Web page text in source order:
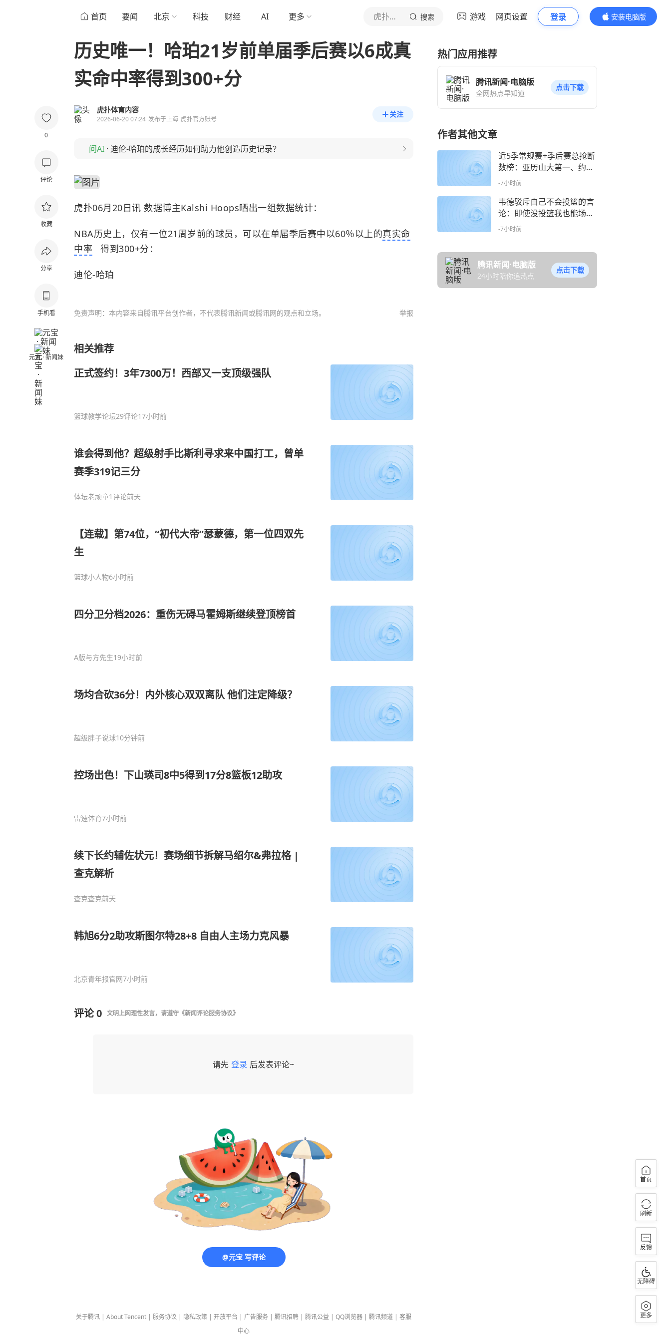
首页 要闻 北京 科技 财经 AI 更多 虎扑体育内容 搜索 游戏 网页设置 登录
安装电脑版
内容更精彩
0
评论
收藏
分享
手机看
元宝 · 新闻妹
历史唯一！哈珀21岁前单届季后赛以6成真
实命中率得到300+分
虎扑体育内容
2026-06-20 07:24 发布于上海 虎扑官方账号
关注
问AI · 迪伦-哈珀的成长经历如何助力他创造历史记录？
虎扑06月20日讯 数据博主Kalshi Hoops晒出一组数据统计：
NBA历史上，仅有一位21周岁前的球员，可以在单届季后赛中以60％以上的真实命
中率
得到300+分：
迪伦-哈珀
免责声明：本内容来自腾讯平台创作者，不代表腾讯新闻或腾讯网的观点和立场。 举报
相关推荐
正式签约！3年7300万！西部又一支顶级强队
篮球教学论坛29评论17小时前
谁会得到他？超级射手比斯利寻求来中国打工，曾单
赛季319记三分
体坛老顽童1评论前天
【连载】第74位，“初代大帝”瑟蒙德，第一位四双先
生
篮球小人物6小时前
四分卫分档2026：重伤无碍马霍姆斯继续登顶榜首
A版与方先生19小时前
场均合砍36分！内外核心双双离队 他们注定降级？
超级胖子说球10分钟前
控场出色！下山瑛司8中5得到17分8篮板12助攻
雷速体育7小时前
续下长约辅佐状元！赛场细节拆解马绍尔&弗拉格 |
查克解析
查克查克前天
韩旭6分2助攻斯图尔特28+8 自由人主场力克风暴
北京青年报官网7小时前
评论0 文明上网理性发言，请遵守 《新闻评论服务协议》
请先 登录 后发表评论~
@元宝 写评论
关于腾讯 | About Tencent | 服务协议 | 隐私政策 | 开放平台 | 广告服务 | 腾讯招聘 | 腾讯公益 | QQ浏览器 | 腾讯频道 | 客服
中心
热门应用推荐
腾讯新闻·电脑版
全网热点早知道
点击下载
作者其他文章
近5季常规赛+季后赛总抢断
数榜：亚历山大第一、约基
奇第二
-7小时前
韦德驳斥自己不会投篮的言
论：即使没投篮我也能场均
30+分
-7小时前
腾讯新闻·电脑版
24小时陪你追热点
点击下载
首页
刷新
反馈
无障碍
更多